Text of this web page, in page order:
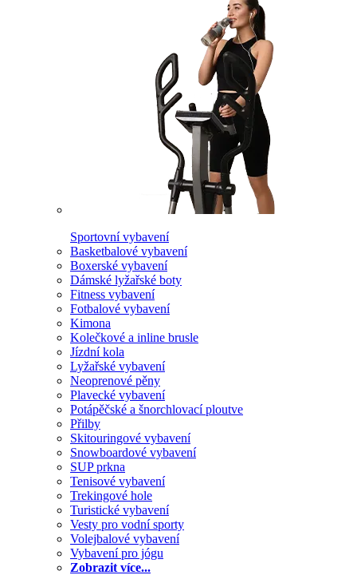
Sportovní vybavení
Basketbalové vybavení
Boxerské vybavení
Dámské lyžařské boty
Fitness vybavení
Fotbalové vybavení
Kimona
Kolečkové a inline brusle
Jízdní kola
Lyžařské vybavení
Neoprenové pěny
Plavecké vybavení
Potápěčské a šnorchlovací ploutve
Přilby
Skitouringové vybavení
Snowboardové vybavení
SUP prkna
Tenisové vybavení
Trekingové hole
Turistické vybavení
Vesty pro vodní sporty
Volejbalové vybavení
Vybavení pro jógu
Zobrazit více...